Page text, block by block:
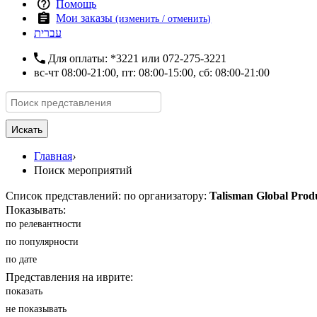
Помощь
Мои заказы(изменить / отменить)
עברית
Для оплаты: *3221 или 072-275-3221
вс-чт 08:00-21:00, пт: 08:00-15:00, сб: 08:00-21:00
Искать
Главная›
Поиск мероприятий
Список представлений: по организатору: Talisman Global
Показывать:
по релевантности
по популярности
по дате
Представления на иврите:
показать
не показывать